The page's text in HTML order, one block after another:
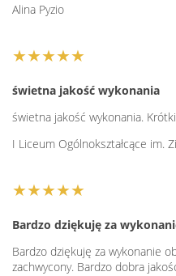
Alina Pyzio
★★★★★
świetna jakość wykonania
świetna jakość wykonania.
I Liceum Ogólnokształcące im.
★★★★★
Bardzo dziękuję za
Bardzo dziękuję za wykonanie
zachwycony. Bardzo dobra